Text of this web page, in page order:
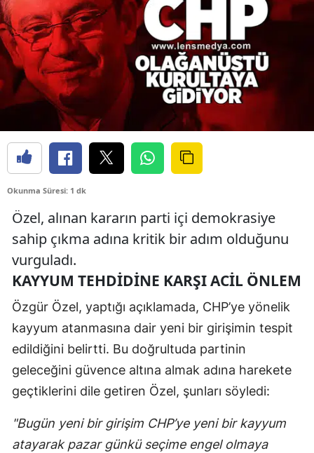
Okunma Süresi: 1 dk
Özel, alınan kararın parti içi demokrasiye
sahip çıkma adına kritik bir adım olduğunu
vurguladı.
KAYYUM TEHDİDİNE KARŞI ACİL ÖNLEM
Özgür Özel, yaptığı açıklamada, CHP’ye yönelik
kayyum atanmasına dair yeni bir girişimin tespit
edildiğini belirtti. Bu doğrultuda partinin
geleceğini güvence altına almak adına harekete
geçtiklerini dile getiren Özel, şunları söyledi:
"Bugün yeni bir girişim CHP’ye yeni bir kayyum
atayarak pazar günkü seçime engel olmaya